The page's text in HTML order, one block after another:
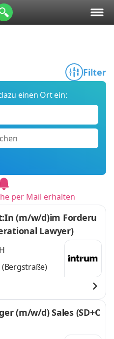
Filter
einen Ort ein:
per Mail erhalten
(m/w/d)im Forderu
Lawyer)
(m/w/d) Sales (SD+C